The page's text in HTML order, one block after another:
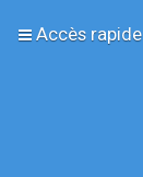
Accès rapide